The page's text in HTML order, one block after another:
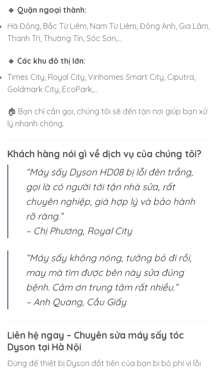
🔹 Quận ngoại thành:
Hà Đông, Bắc Từ Liêm, Nam Từ Liêm, Đông Anh, Gia Lâm,
Thanh Trì, Thường Tín, Sóc Sơn,…
🔹 Các khu đô thị lớn:
Times City, Royal City, Vinhomes Smart City, Ciputra,
Goldmark City, EcoPark,…
🏠 Bạn chỉ cần gọi, chúng tôi sẽ đến tận nơi giúp bạn xử
lý nhanh chóng.
Khách hàng nói gì về dịch vụ của chúng tôi?
“Máy sấy Dyson HD08 bị lỗi đèn trắng,
gọi là có người tới tận nhà sửa, rất
chuyên nghiệp, giá hợp lý và bảo hành
rõ ràng.”
– Chị Phương, Royal City
“Máy sấy không nóng, tưởng bỏ đi rồi,
may mà tìm được bên này sửa đúng
bệnh. Cảm ơn trung tâm rất nhiều.”
– Anh Quang, Cầu Giấy
Liên hệ ngay – Chuyên sửa máy sấy tóc
Dyson tại Hà Nội
Đừng để thiết bị Dyson đắt tiền của bạn bị bỏ phí vì lỗi